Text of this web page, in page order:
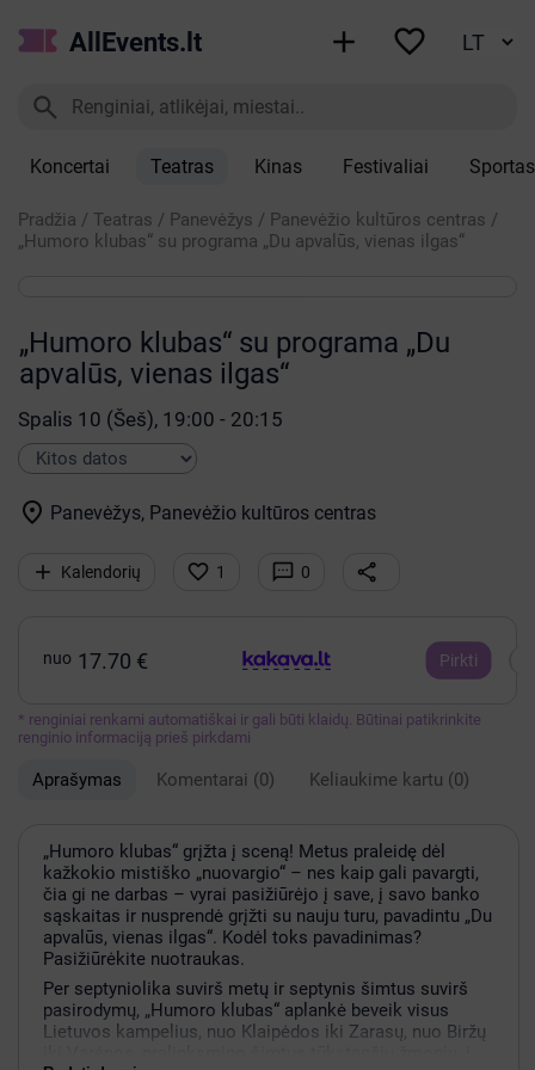
AllEvents.lt  

Koncertai Teatras Kinas Festivaliai Sportas
Pradžia / Teatras / Panevėžys / Panevėžio kultūros centras /
„Humoro klubas“ su programa „Du apvalūs, vienas ilgas“
„Humoro klubas“ su programa „Du
apvalūs, vienas ilgas“
Spalis 10 (Šeš), 19:00 - 20:15
 Panevėžys, Panevėžio kultūros centras
 Kalendorių  1  0 
nuo 17.70 € Pirkti
* renginiai renkami automatiškai ir gali būti klaidų. Būtinai patikrinkite
renginio informaciją prieš pirkdami
Aprašymas Komentarai (0) Keliaukime kartu (0)
„Humoro klubas“ grįžta į sceną! Metus praleidę dėl
kažkokio mistiško „nuovargio“ – nes kaip gali pavargti,
čia gi ne darbas – vyrai pasižiūrėjo į save, į savo banko
sąskaitas ir nusprendė grįžti su nauju turu, pavadintu „Du
apvalūs, vienas ilgas“. Kodėl toks pavadinimas?
Pasižiūrėkite nuotraukas.
Per septyniolika suvirš metų ir septynis šimtus suvirš
pasirodymų, „Humoro klubas“ aplankė beveik visus
Lietuvos kampelius, nuo Klaipėdos iki Zarasų, nuo Biržų